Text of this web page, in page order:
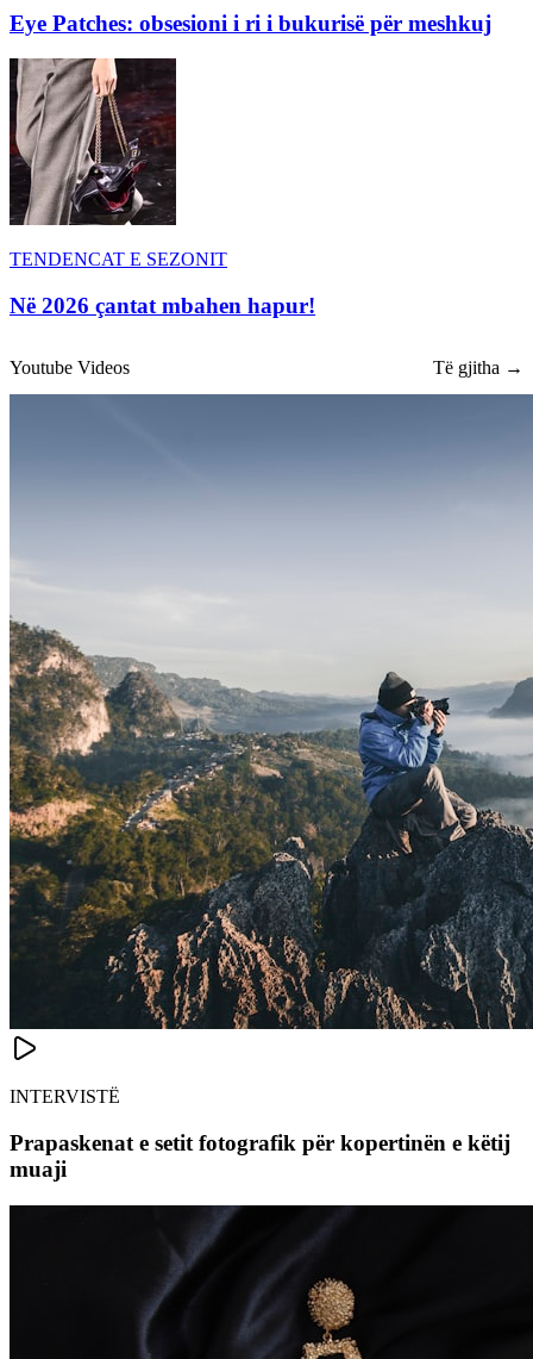
Eye Patches: obsesioni i ri i bukurisë për meshkuj
TENDENCAT E SEZONIT
Në 2026 çantat mbahen hapur!
Youtube Videos Të gjitha →
INTERVISTË
Prapaskenat e setit fotografik për kopertinën e këtij
muaji